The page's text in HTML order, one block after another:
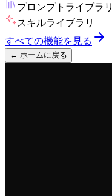
プロンプトライブラリ
スキルライブラリ
すべての機能を見る
← ホームに戻る